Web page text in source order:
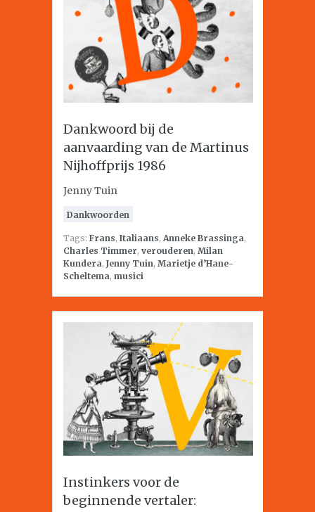
Dankwoord bij de
aanvaarding van de Martinus
Nijhoffprijs 1986
Jenny Tuin
Dankwoorden
Tags: Frans, Italiaans, Anneke Brassinga,
Charles Timmer, verouderen, Milan
Kundera, Jenny Tuin, Marietje d’Hane-
Scheltema, musici
Instinkers voor de
beginnende vertaler: